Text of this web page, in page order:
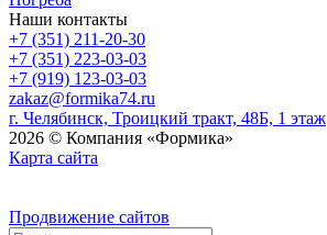
Наши контакты
+7 (351) 211-20-30
+7 (351) 223-03-03
+7 (919) 123-03-03
zakaz@formika74.ru
г. Челябинск, Троицкий тракт, 48Б, 1 этаж
2026 © Компания «Формика»
Карта сайта
Продвижение сайтов